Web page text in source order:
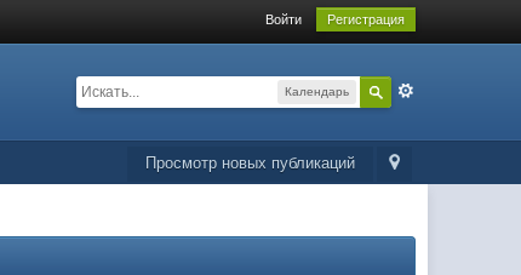
Войти Регистрация
Календарь
Просмотр новых публикаций